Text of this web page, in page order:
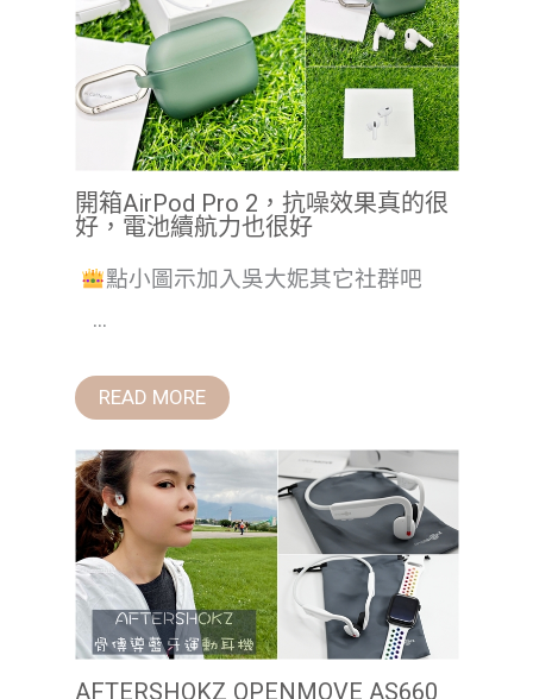
開箱AirPod Pro 2，抗噪效果真的很
好，電池續航力也很好
點小圖示加入吳大妮其它社群吧
...
READ MORE
AFTERSHOKZ OPENMOVE AS660